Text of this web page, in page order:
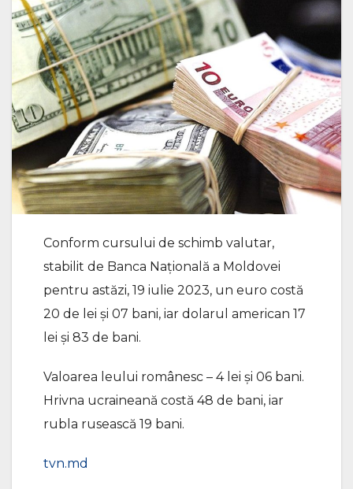
Conform cursului de schimb valutar,
stabilit de Banca Națională a Moldovei
pentru astăzi, 19 iulie 2023, un euro costă
20 de lei și 07 bani, iar dolarul american 17
lei și 83 de bani.
Valoarea leului românesc – 4 lei și 06 bani.
Hrivna ucraineană costă 48 de bani, iar
rubla rusească 19 bani.
tvn.md